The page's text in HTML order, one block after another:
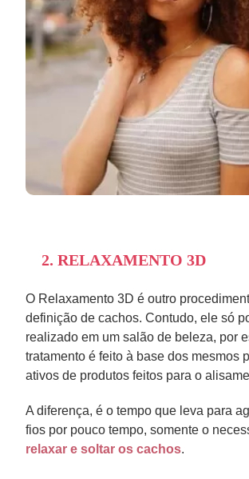
2. RELAXAMENTO 3D
O Relaxamento 3D é outro
definição de cachos. Contudo, ele só
realizado em um salão de beleza, por
tratamento é feito à base dos mesmos
ativos de produtos feitos para o
A diferença, é o tempo que leva para
fios por pouco tempo, somente o
relaxar e soltar os cachos.